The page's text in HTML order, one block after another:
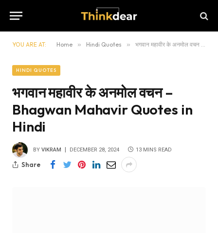
YOU ARE AT: Home » Hindi Quotes » भगवान महावीर के अनमोल वचन – Bhagwan Mahavir Quotes in Hindi
HINDI QUOTES
भगवान महावीर के अनमोल वचन –
Bhagwan Mahavir Quotes in
Hindi
BY VIKRAM DECEMBER 28, 2024 13 MINS READ
Share